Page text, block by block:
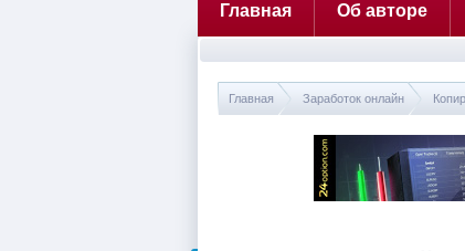
Главная Об авторе
Главная Заработок онлайн